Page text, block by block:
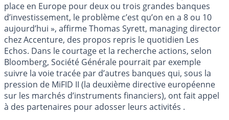
place en Europe pour deux ou trois grandes banques
d’investissement, le problème c’est qu’on en a 8 ou 10
aujourd’hui », affirme Thomas Syrett, managing director
chez Accenture, des propos repris le quotidien Les
Echos. Dans le courtage et la recherche actions, selon
Bloomberg, Société Générale pourrait par exemple
suivre la voie tracée par d’autres banques qui, sous la
pression de MiFID II (la deuxième directive européenne
sur les marchés d’instruments financiers), ont fait appel
à des partenaires pour adosser leurs activités .